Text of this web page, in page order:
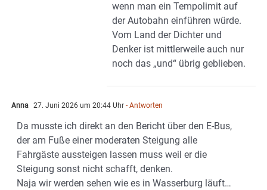
wenn man ein Tempolimit auf
der Autobahn einführen würde.
Vom Land der Dichter und
Denker ist mittlerweile auch nur
noch das „und“ übrig geblieben.
Anna 27. Juni 2026 um 20:44 Uhr - Antworten
Da musste ich direkt an den Bericht über den E-Bus,
der am Fuße einer moderaten Steigung alle
Fahrgäste aussteigen lassen muss weil er die
Steigung sonst nicht schafft, denken.
Naja wir werden sehen wie es in Wasserburg läuft…